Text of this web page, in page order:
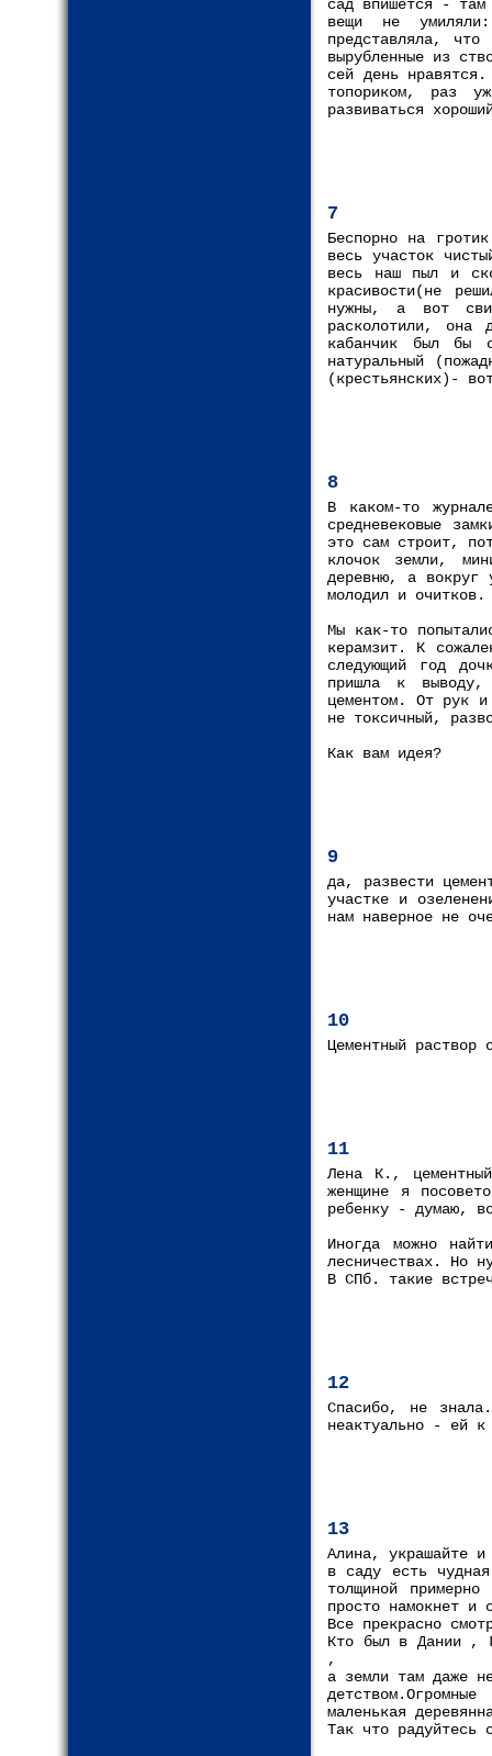
сад впишется - там
вещи не
представляла,
вырубленные из
сей день
топориком, раз
развиваться
7
Беспорно на
весь участок
весь наш пыл и
красивости(не
нужны, а вот
расколотили,
кабанчик был бы
натуральный
(крестьянских)-
8
В каком-то
средневековые
это сам строит,
клочок земли,
деревню, а вокруг
молодил и
Мы как-то
керамзит. К
следующий год
пришла к выводу,
цементом. От рук и
не токсичный,
Как вам идея?
9
да, развести
участке и
нам наверное не
10
Цементный раствор
11
Лена К.,
женщине я
ребенку - думаю,
Иногда можно
лесничествах. Но
В СПб. такие
12
Спасибо, не
неактуально - ей
13
Алина, украшайте
в саду есть
толщиной
просто намокнет и
Все прекрасно
Кто был в Дании ,
,
а земли там даже
маленькая
Так что радуйтесь